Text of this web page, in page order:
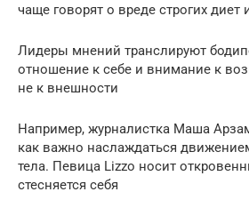
чаще говорят о вреде строгих диет
Лидеры мнений транслируют
отношение к себе и внимание к
не к внешности
Например, журналистка Маша
как важно наслаждаться
тела. Певица Liz­zo носит
стесняется себя